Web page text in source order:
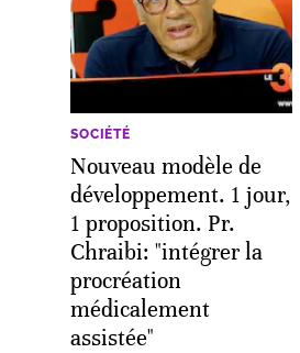
SOCIÉTÉ
Nouveau modèle de
développement. 1 jour,
1 proposition. Pr.
Chraibi: "intégrer la
procréation
médicalement
assistée"